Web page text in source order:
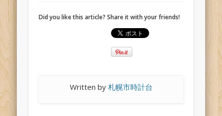
Did you like this article? Share it with your friends!
Written by 札幌市時計台